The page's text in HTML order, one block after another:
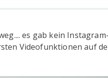
es gab kein
Videofunktionen auf